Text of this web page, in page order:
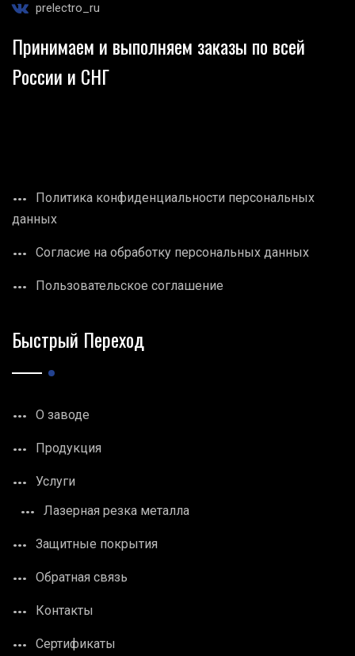
prelectro_ru
Принимаем и выполняем заказы по всей
России и СНГ
Политика конфиденциальности персональных
данных
Согласие на обработку персональных данных
Пользовательское соглашение
Быстрый Переход
О заводе
Продукция
Услуги
Лазерная резка металла
Защитные покрытия
Обратная связь
Контакты
Сертификаты